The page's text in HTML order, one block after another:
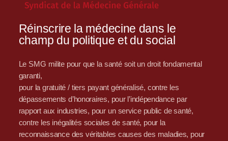
Réinscrire la médecine dans le
champ du politique et du social
Le SMG milite pour que la santé soit un droit fondamental
garanti,
pour la gratuité / tiers payant généralisé, contre les
dépassements d’honoraires, pour l’indépendance par
rapport aux industries, pour un service public de santé,
contre les inégalités sociales de santé, pour la
reconnaissance des véritables causes des maladies, pour